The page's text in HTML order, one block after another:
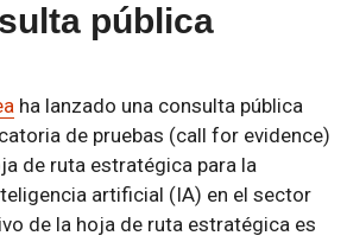
pública
ha lanzado una consulta pública
de pruebas (call for evidence)
de ruta estratégica para la
artificial (IA) en el sector
de la hoja de ruta estratégica es